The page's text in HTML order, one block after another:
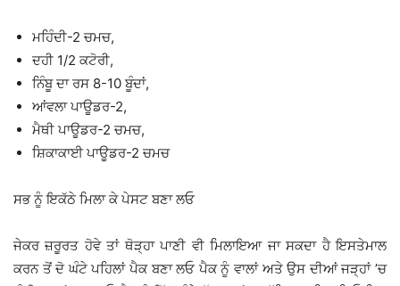
ਮਹਿੰਦੀ-2 ਚਮਚ,
ਦਹੀ 1/2 ਕਟੋਰੀ,
ਨਿੰਬੂ ਦਾ ਰਸ 8-10 ਬੂੰਦਾਂ,
ਆਂਵਲਾ ਪਾਊਡਰ-2,
ਮੈਥੀ ਪਾਊਡਰ-2 ਚਮਚ,
ਸ਼ਿਕਾਕਾਈ ਪਾਊਡਰ-2 ਚਮਚ
ਸਭ ਨੂੰ ਇਕੱਠੇ ਮਿਲਾ ਕੇ ਪੇਸਟ ਬਣਾ ਲਓ
ਜੇਕਰ ਜ਼ਰੂਰਤ ਹੋਵੇ ਤਾਂ ਥੋੜ੍ਹਾ ਪਾਣੀ ਵੀ ਮਿਲਾਇਆ ਜਾ ਸਕਦਾ ਹੈ ਇਸਤੇਮਾਲ
ਕਰਨ ਤੋਂ ਦੋ ਘੰਟੇ ਪਹਿਲਾਂ ਪੈਕ ਬਣਾ ਲਓ ਪੈਕ ਨੂੰ ਵਾਲਾਂ ਅਤੇ ਉਸ ਦੀਆਂ ਜੜ੍ਹਾਂ ’ਚ